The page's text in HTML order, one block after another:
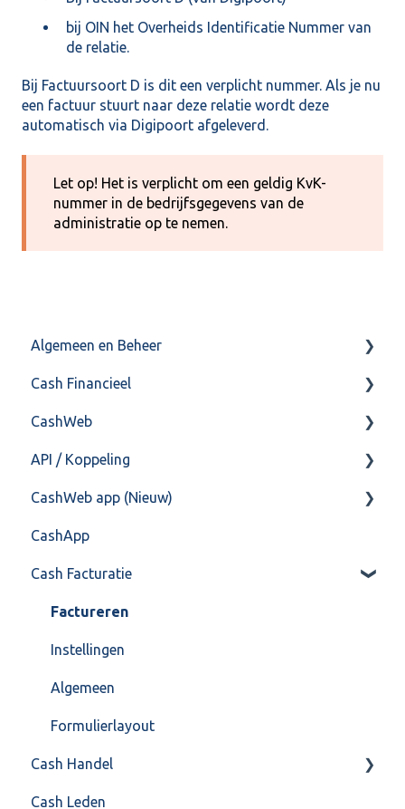
bij OIN het Overheids Identificatie Nummer van
de relatie.
Bij Factuursoort D is dit een verplicht nummer. Als je nu
een factuur stuurt naar deze relatie wordt deze
automatisch via Digipoort afgeleverd.
Let op! Het is verplicht om een geldig KvK-
nummer in de bedrijfsgegevens van de
administratie op te nemen.
Algemeen en Beheer
Bank(koppeling)
Import/Export
Postbus
Training & Consultancy
Overig
Cash Financieel
Boekhoud
Fiscaal
Overig
CashWeb
CashHero Layout
Mailen vanuit CASHWeb
Algemeen gebruik
API / Koppeling
Algemeen
Api 3.0 (SOAP API)
API 4.0 (REST API)
CashWeb app (Nieuw)
Veel gestelde vragen
CashApp
Cash Facturatie
Factureren
Instellingen
Algemeen
Formulierlayout
Cash Handel
Inkoop
Cash Leden